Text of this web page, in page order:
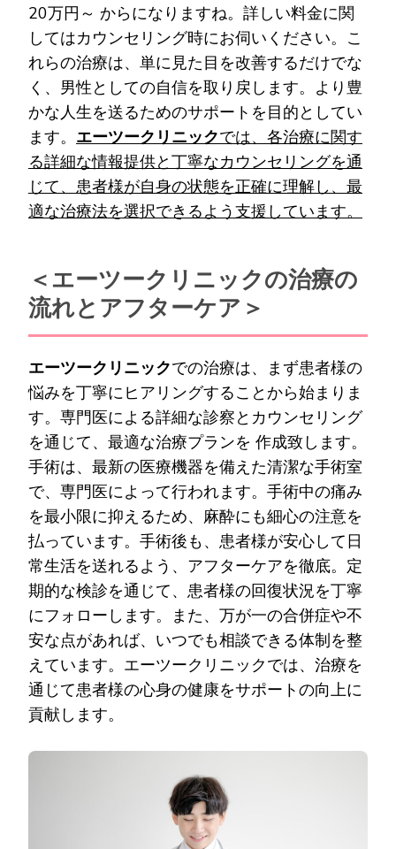
20万円～ からになりますね。詳しい料金に関
してはカウンセリング時にお伺いください。こ
れらの治療は、単に見た目を改善するだけでな
く、男性としての自信を取り戻します。より豊
かな人生を送るためのサポートを目的としてい
ます。 エーツークリニックでは、各治療に関す
る詳細な情報提供と丁寧なカウンセリングを通
じて、患者様が自身の状態を正確に理解し、最
適な治療法を選択できるよう支援しています。
＜エーツークリニックの治療の
流れとアフターケア＞
エーツークリニックでの治療は、まず患者様の
悩みを丁寧にヒアリングすることから始まりま
す。専門医による詳細な診察とカウンセリング
を通じて、最適な治療プランを 作成致します。
手術は、最新の医療機器を備えた清潔な手術室
で、専門医によって行われます。手術中の痛み
を最小限に抑えるため、麻酔にも細心の注意を
払っています。手術後も、患者様が安心して日
常生活を送れるよう、アフターケアを徹底。定
期的な検診を通じて、患者様の回復状況を丁寧
にフォローします。また、万が一の合併症や不
安な点があれば、いつでも相談できる体制を整
えています。エーツークリニックでは、治療を
通じて患者様の心身の健康をサポートの向上に
貢献します。